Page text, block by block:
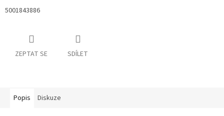
5001843886
ZEPTAT SE SDÍLET
Popis Diskuze